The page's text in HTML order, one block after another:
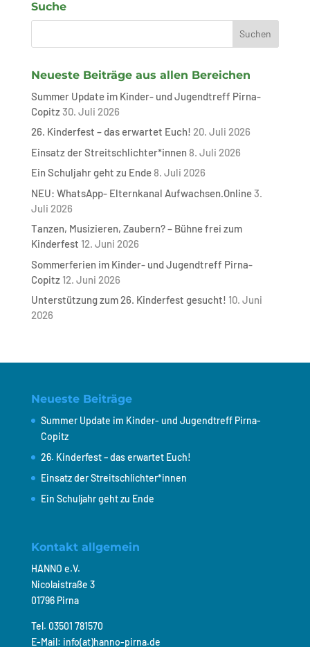
Suche
Neueste Beiträge aus allen Bereichen
Summer Update im Kinder- und Jugendtreff Pirna-
Copitz30. Juli 2026
26. Kinderfest – das erwartet Euch! 20. Juli 2026
Einsatz der Streitschlichter*innen 8. Juli 2026
Ein Schuljahr geht zu Ende 8. Juli 2026
NEU: WhatsApp- Elternkanal Aufwachsen.Online3.
Juli 2026
Tanzen, Musizieren, Zaubern? – Bühne frei zum
Kinderfest 12. Juni 2026
Sommerferien im Kinder- und Jugendtreff Pirna-
Copitz12. Juni 2026
Unterstützung zum 26. Kinderfest gesucht! 10. Juni
2026
Neueste Beiträge
Summer Update im Kinder- und Jugendtreff Pirna-
Copitz
26. Kinderfest – das erwartet Euch!
Einsatz der Streitschlichter*innen
Ein Schuljahr geht zu Ende
Kontakt allgemein
HANNO e.V.
Nicolaistraße 3
01796 Pirna
Tel. 03501 781570
E-Mail: info(at)hanno-pirna.de